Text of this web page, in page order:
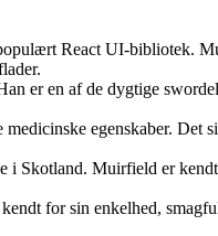
React UI-bibliotek.
er en af de dygtige
egenskaber. Det
Muirfield er
for sin enkelhed,